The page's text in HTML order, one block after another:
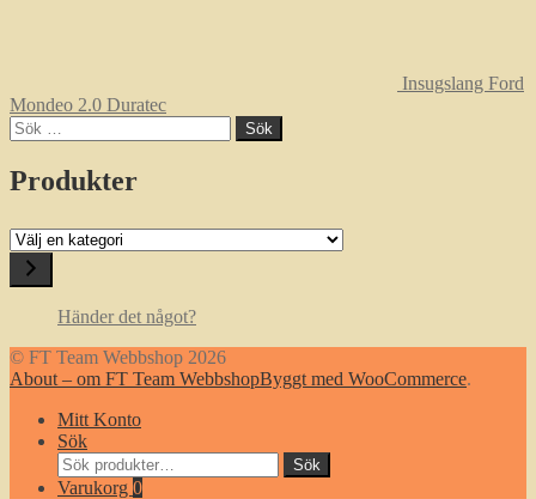
Insugslang Ford
Mondeo 2.0 Duratec
Sök
efter:
Produkter
Välj
en
kategori
Händer det något?
© FT Team Webbshop 2026
About – om FT Team WebbshopByggt med WooCommerce.
Mitt Konto
Sök
Sök
efter:
Sök
Varukorg 0